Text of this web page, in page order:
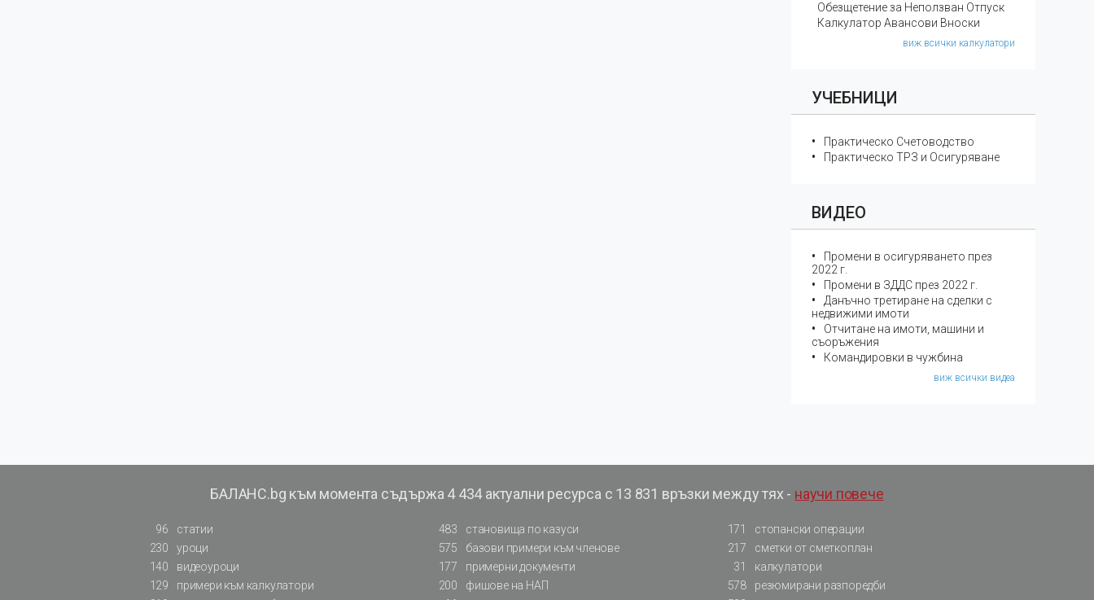
Обезщетение за Неползван Отпуск
Калкулатор Авансови Вноски
виж всички калкулатори
УЧЕБНИЦИ
Практическо Счетоводство
Практическо ТРЗ и Осигуряване
ВИДЕО
Промени в осигуряването през
2022 г.
Промени в ЗДДС през 2022 г.
Данъчно третиране на сделки с
недвижими имоти
Отчитане на имоти, машини и
съоръжения
Командировки в чужбина
виж всички видеа
БАЛАНС.bg към момента съдържа 4 434 актуални ресурса с 13 831 връзки между тях - научи повече
96 статии 483 становища по казуси 171
стопански операции
230
уроци 575 базови примери към членове 217
сметки от сметкоплан
140
видеоуроци 177 примерни документи 31
калкулатори
129
примери към калкулатори 200 фишове на НАП 578
резюмирани разпоредби